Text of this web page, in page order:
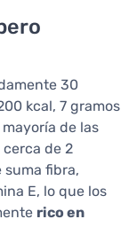
30
kcal, 7 gramos
de las
de 2
suma fibra,
E, lo que los
rico en